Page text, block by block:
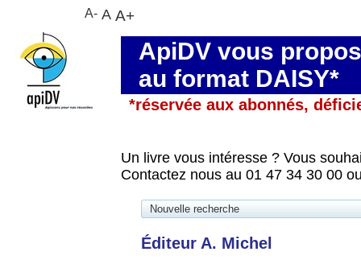
ApiDV vous
au format DAISY*
*réservée aux abonnés,
Un livre vous intéresse ? Vous
Contactez nous au 01 47 34 30 00
Nouvelle recherche
Éditeur A. Michel
A- A A+